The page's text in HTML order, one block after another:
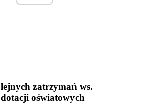
zatrzymań ws.
oświatowych